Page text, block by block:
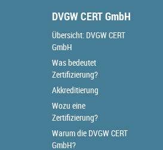
DVGW CERT GmbH
Übersicht: DVGW CERT
GmbH
Was bedeutet
Zertifizierung?
Akkreditierung
Wozu eine
Zertifizierung?
Warum die DVGW CERT
GmbH?